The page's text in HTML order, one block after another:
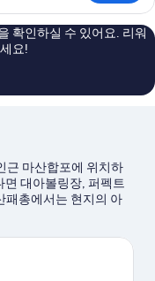
확인하실 수 있어요. 리워
요!
근 마산합포에 위치하
대아볼링장, 퍼펙트
패총에서는 현지의 아
이벤트나 게임이 개최